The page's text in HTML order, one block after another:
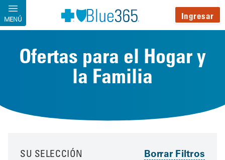
Pasar al contenido principal
MENÚ Ingresar
Ofertas para el Hogar y
la Familia
SU SELECCIÓN